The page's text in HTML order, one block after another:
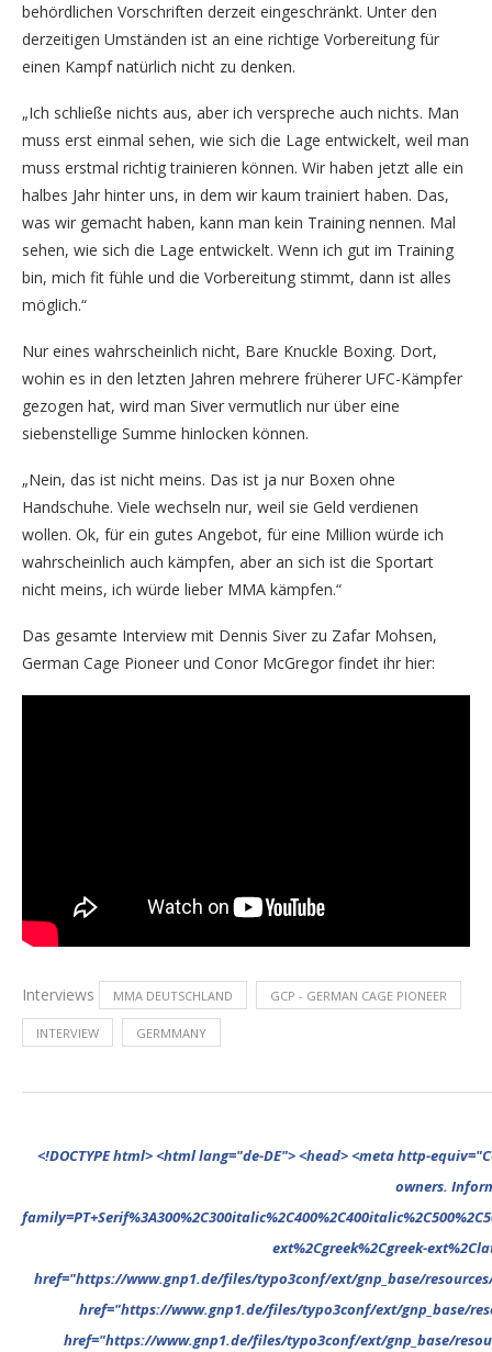
behördlichen Vorschriften derzeit eingeschränkt. Unter den
derzeitigen Umständen ist an eine richtige Vorbereitung für
einen Kampf natürlich nicht zu denken.
„Ich schließe nichts aus, aber ich verspreche auch nichts. Man
muss erst einmal sehen, wie sich die Lage entwickelt, weil man
muss erstmal richtig trainieren können. Wir haben jetzt alle ein
halbes Jahr hinter uns, in dem wir kaum trainiert haben. Das,
was wir gemacht haben, kann man kein Training nennen. Mal
sehen, wie sich die Lage entwickelt. Wenn ich gut im Training
bin, mich fit fühle und die Vorbereitung stimmt, dann ist alles
möglich.“
Nur eines wahrscheinlich nicht, Bare Knuckle Boxing. Dort,
wohin es in den letzten Jahren mehrere früherer UFC-Kämpfer
gezogen hat, wird man Siver vermutlich nur über eine
siebenstellige Summe hinlocken können.
„Nein, das ist nicht meins. Das ist ja nur Boxen ohne
Handschuhe. Viele wechseln nur, weil sie Geld verdienen
wollen. Ok, für ein gutes Angebot, für eine Million würde ich
wahrscheinlich auch kämpfen, aber an sich ist die Sportart
nicht meins, ich würde lieber MMA kämpfen.“
Das gesamte Interview mit Dennis Siver zu Zafar Mohsen,
German Cage Pioneer und Conor McGregor findet ihr hier:
Interviews MMA DEUTSCHLAND GCP - GERMAN CAGE PIONEER
INTERVIEW GERMMANY
<!DOCTYPE html> <html lang="de-DE"> <head> <meta http-equiv="Content-Type" content="text/html; charset=UTF-8"/> <meta name="google-site-verification" content="cVGVUvWocm1gvSHxvrjHxzeA4oYlTAvZPb6G_EJBd1U" /> <!-- This website is powered by TYPO3 - inspiring people to share! TYPO3 is a free open source Content Management Framework initially created by Kasper Skaarhoj and licensed under GNU/GPL. TYPO3 is copyright 1998-2022 of Kasper Skaarhoj. Extensions are copyright of their respective owners. Information and contribution at https://typo3.org/ --> <base href="."> <title>MMA Deutschland</title> <meta name="generator" content="TYPO3 CMS"/> <meta name="viewport" content="width=device-width,minimum-scale=1"/> <meta name="revisit-after" content="1 days"/> <meta name="allow-search" content="yes"/> <link rel="stylesheet" type="text/css" href="//fonts.googleapis.com/